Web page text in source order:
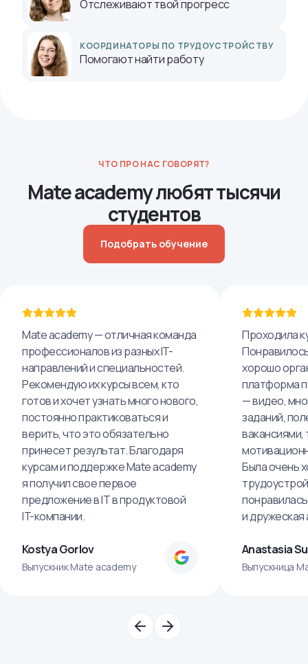
Отслеживают твой прогресс
КООРДИНАТОРЫ ПО ТРУДОУСТРОЙСТВУ
Помогают найти работу
ЧТО ПРО НАС ГОВОРЯТ?
Mate academy любят тысячи
студентов
Подобрать обучение
Mate academy — отличная команда
профессионалов из разных IT-
направлений и специальностей.
Рекомендую их курсы всем, кто
готов и хочет узнать много нового,
постоянно практиковаться и
верить, что это обязательно
принесет результат. Благодаря
курсам и поддержке Mate academy
я получил свое первое
предложение в IT в продуктовой
IT-компании.
Kostya Gorlov
Выпускник Mate academy
Проходила
хорошо
платформа
— видео,
заданий,
вакансиями,
Была очень
и
Anastasia
Выпускница